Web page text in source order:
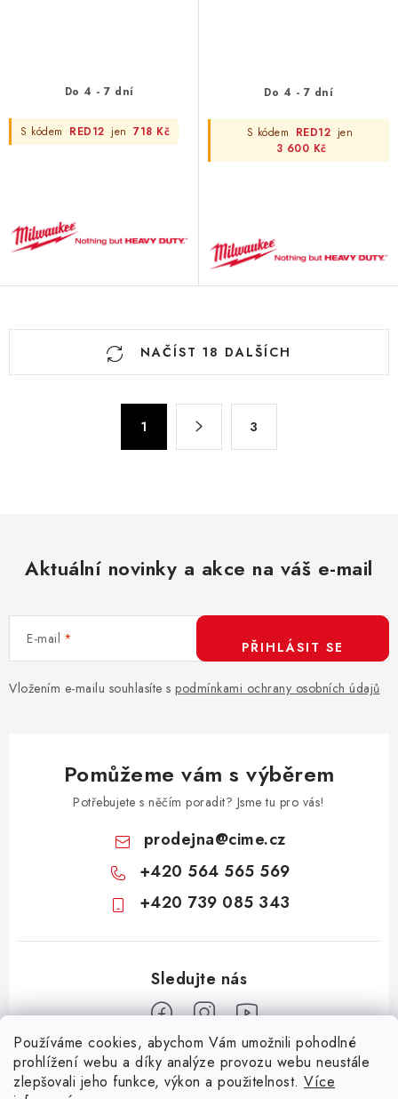
Používáme cookies, abychom Vám umožnili pohodlné
prohlížení webu a díky analýze provozu webu neustále
zlepšovali jeho funkce, výkon a použitelnost. Více
Do 4 - 7 dní
S kódem RED12 jen 718 Kč
Do 4 - 7 dní
S kódem RED12 jen
3 600 Kč
O
y
ý
p
NAČÍST 18 DALŠÍCH
1 3
Aktuální novinky a akce na váš e-mail
E-mail
Vložením e-mailu souhlasíte s podmínkami ochrany osobních údajů
PŘIHLÁSIT SE
Pomůžeme vám s výběrem
Potřebujete s něčím poradit? Jsme tu pro vás!
prodejna@cime.cz
+420 564 565 569
+420 739 085 343